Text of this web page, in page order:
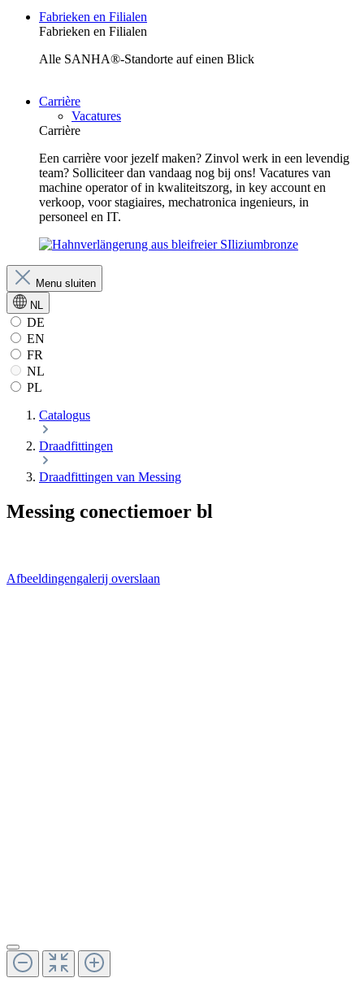
Fabrieken en Filialen
Fabrieken en Filialen
Alle SANHA®-Standorte auf einen Blick
Carrière
Vacatures
Carrière
Een carrière voor jezelf maken? Zinvol werk in een levendig
team? Solliciteer dan vandaag nog bij ons! Vacatures van
machine operator of in kwaliteitszorg, in key account en
verkoop, voor stagiaires, mechatronica ingenieurs, in
personeel en IT.
Menu sluiten
NL
DE
EN
FR
NL
PL
Catalogus
Draadfittingen
Draadfittingen van Messing
Messing conectiemoer bl
Afbeeldingengalerij overslaan